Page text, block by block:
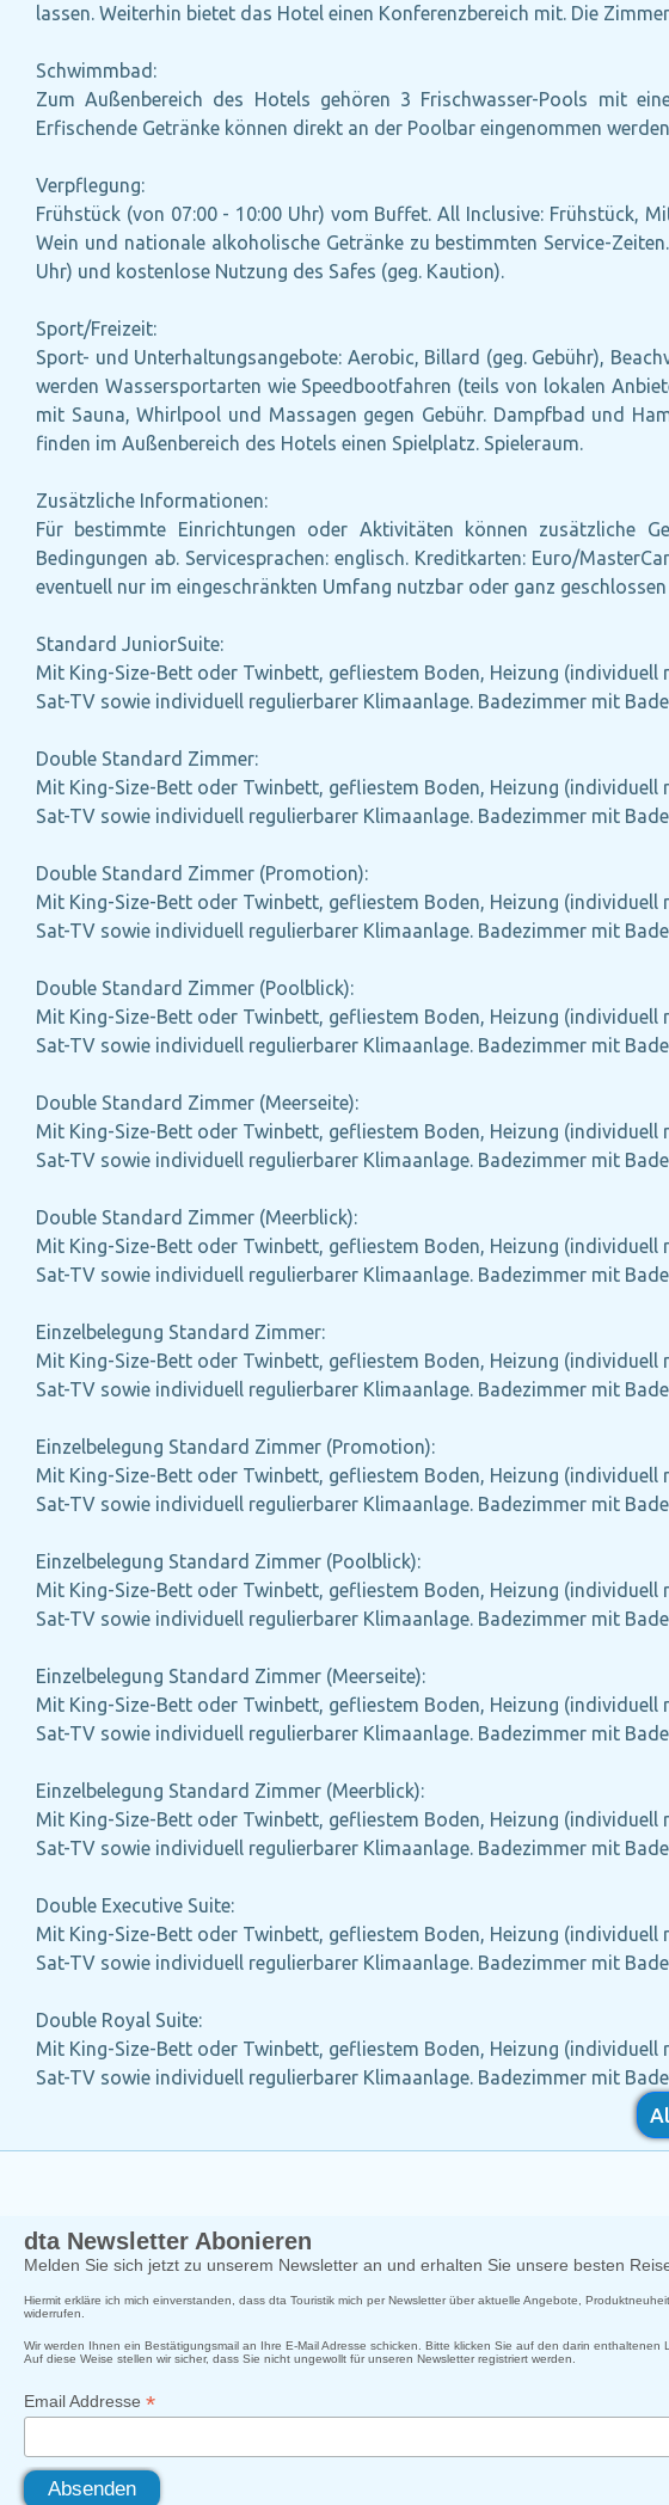
lassen. Weiterhin bietet das Hotel einen Konferenzbereich mit. Die
Schwimmbad:
Zum Außenbereich des Hotels gehören 3 Frischwasser-Pools mit
Erfischende Getränke können direkt an der Poolbar eingenommen
Verpflegung:
Frühstück (von 07:00 - 10:00 Uhr) vom Buffet. All Inclusive: Frühstück,
Wein und nationale alkoholische Getränke zu bestimmten Service-
Uhr) und kostenlose Nutzung des Safes (geg. Kaution).
Sport/Freizeit:
Sport- und Unterhaltungsangebote: Aerobic, Billard (geg. Gebühr),
werden Wassersportarten wie Speedbootfahren (teils von lokalen
mit Sauna, Whirlpool und Massagen gegen Gebühr. Dampfbad und
finden im Außenbereich des Hotels einen Spielplatz. Spieleraum.
Zusätzliche Informationen:
Für bestimmte Einrichtungen oder Aktivitäten können zusätzliche
Bedingungen ab. Servicesprachen: englisch. Kreditkarten: Euro/
eventuell nur im eingeschränkten Umfang nutzbar oder ganz
Standard JuniorSuite:
Mit King-Size-Bett oder Twinbett, gefliestem Boden, Heizung (individuell
Sat-TV sowie individuell regulierbarer Klimaanlage. Badezimmer mit
Double Standard Zimmer:
Mit King-Size-Bett oder Twinbett, gefliestem Boden, Heizung (individuell
Sat-TV sowie individuell regulierbarer Klimaanlage. Badezimmer mit
Double Standard Zimmer (Promotion):
Mit King-Size-Bett oder Twinbett, gefliestem Boden, Heizung (individuell
Sat-TV sowie individuell regulierbarer Klimaanlage. Badezimmer mit
Double Standard Zimmer (Poolblick):
Mit King-Size-Bett oder Twinbett, gefliestem Boden, Heizung (individuell
Sat-TV sowie individuell regulierbarer Klimaanlage. Badezimmer mit
Double Standard Zimmer (Meerseite):
Mit King-Size-Bett oder Twinbett, gefliestem Boden, Heizung (individuell
Sat-TV sowie individuell regulierbarer Klimaanlage. Badezimmer mit
Double Standard Zimmer (Meerblick):
Mit King-Size-Bett oder Twinbett, gefliestem Boden, Heizung (individuell
Sat-TV sowie individuell regulierbarer Klimaanlage. Badezimmer mit
Einzelbelegung Standard Zimmer:
Mit King-Size-Bett oder Twinbett, gefliestem Boden, Heizung (individuell
Sat-TV sowie individuell regulierbarer Klimaanlage. Badezimmer mit
Einzelbelegung Standard Zimmer (Promotion):
Mit King-Size-Bett oder Twinbett, gefliestem Boden, Heizung (individuell
Sat-TV sowie individuell regulierbarer Klimaanlage. Badezimmer mit
Einzelbelegung Standard Zimmer (Poolblick):
Mit King-Size-Bett oder Twinbett, gefliestem Boden, Heizung (individuell
Sat-TV sowie individuell regulierbarer Klimaanlage. Badezimmer mit
Einzelbelegung Standard Zimmer (Meerseite):
Mit King-Size-Bett oder Twinbett, gefliestem Boden, Heizung (individuell
Sat-TV sowie individuell regulierbarer Klimaanlage. Badezimmer mit
Einzelbelegung Standard Zimmer (Meerblick):
Mit King-Size-Bett oder Twinbett, gefliestem Boden, Heizung (individuell
Sat-TV sowie individuell regulierbarer Klimaanlage. Badezimmer mit
Double Executive Suite:
Mit King-Size-Bett oder Twinbett, gefliestem Boden, Heizung (individuell
Sat-TV sowie individuell regulierbarer Klimaanlage. Badezimmer mit
Double Royal Suite:
Mit King-Size-Bett oder Twinbett, gefliestem Boden, Heizung (individuell
Sat-TV sowie individuell regulierbarer Klimaanlage. Badezimmer mit
dta Newsletter Abonieren
Melden Sie sich jetzt zu unserem Newsletter an und erhalten Sie unsere besten
Hiermit erkläre ich mich einverstanden, dass dta Touristik mich per Newsletter über aktuelle Angebote,
widerrufen.
Wir werden Ihnen ein Bestätigungsmail an Ihre E-Mail Adresse schicken. Bitte klicken Sie auf den darin enthaltenen
Auf diese Weise stellen wir sicher, dass Sie nicht ungewollt für unseren Newsletter registriert werden.
Email Addresse *